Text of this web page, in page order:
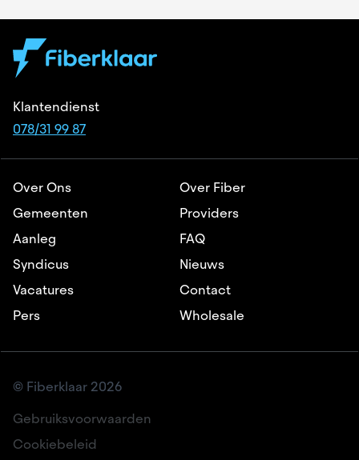
Klantendienst
078/31 99 87
Over Ons
Over Fiber
Gemeenten
Providers
Aanleg
FAQ
Syndicus
Nieuws
Vacatures
Contact
Pers
Wholesale
© Fiberklaar 2026
Gebruiksvoorwaarden
Cookiebeleid